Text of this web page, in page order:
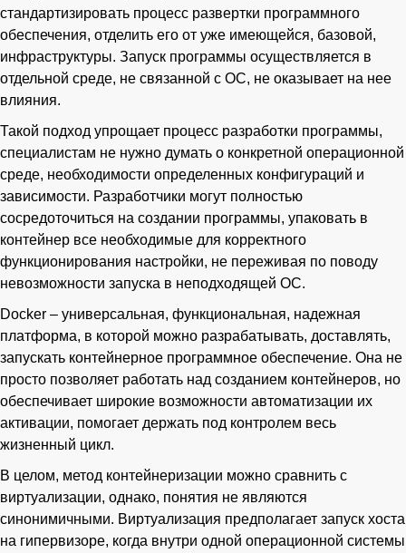
стандартизировать процесс развертки программного
обеспечения, отделить его от уже имеющейся, базовой,
инфраструктуры. Запуск программы осуществляется в
отдельной среде, не связанной с ОС, не оказывает на нее
влияния.
Такой подход упрощает процесс разработки программы,
специалистам не нужно думать о конкретной операционной
среде, необходимости определенных конфигураций и
зависимости. Разработчики могут полностью
сосредоточиться на создании программы, упаковать в
контейнер все необходимые для корректного
функционирования настройки, не переживая по поводу
невозможности запуска в неподходящей ОС.
Docker – универсальная, функциональная, надежная
платформа, в которой можно разрабатывать, доставлять,
запускать контейнерное программное обеспечение. Она не
просто позволяет работать над созданием контейнеров, но
обеспечивает широкие возможности автоматизации их
активации, помогает держать под контролем весь
жизненный цикл.
В целом, метод контейнеризации можно сравнить с
виртуализации, однако, понятия не являются
синонимичными. Виртуализация предполагает запуск хоста
на гипервизоре, когда внутри одной операционной системы